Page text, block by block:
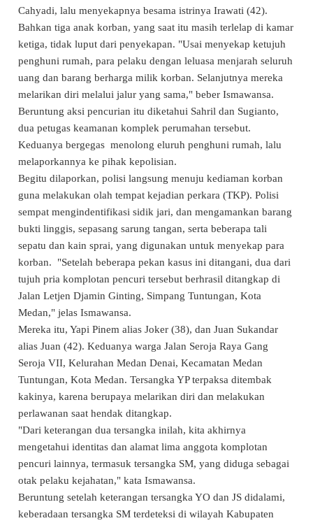
Cahyadi, lalu menyekapnya besama istrinya Irawati (42).
Bahkan tiga anak korban, yang saat itu masih terlelap di kamar
ketiga, tidak luput dari penyekapan. "Usai menyekap ketujuh
penghuni rumah, para pelaku dengan leluasa menjarah seluruh
uang dan barang berharga milik korban. Selanjutnya mereka
melarikan diri melalui jalur yang sama," beber Ismawansa.
Beruntung aksi pencurian itu diketahui Sahril dan Sugianto,
dua petugas keamanan komplek perumahan tersebut.
Keduanya bergegas menolong eluruh penghuni rumah, lalu
melaporkannya ke pihak kepolisian.
Begitu dilaporkan, polisi langsung menuju kediaman korban
guna melakukan olah tempat kejadian perkara (TKP). Polisi
sempat mengindentifikasi sidik jari, dan mengamankan barang
bukti linggis, sepasang sarung tangan, serta beberapa tali
sepatu dan kain sprai, yang digunakan untuk menyekap para
korban. "Setelah beberapa pekan kasus ini ditangani, dua dari
tujuh pria komplotan pencuri tersebut berhrasil ditangkap di
Jalan Letjen Djamin Ginting, Simpang Tuntungan, Kota
Medan," jelas Ismawansa.
Mereka itu, Yapi Pinem alias Joker (38), dan Juan Sukandar
alias Juan (42). Keduanya warga Jalan Seroja Raya Gang
Seroja VII, Kelurahan Medan Denai, Kecamatan Medan
Tuntungan, Kota Medan. Tersangka YP terpaksa ditembak
kakinya, karena berupaya melarikan diri dan melakukan
perlawanan saat hendak ditangkap.
"Dari keterangan dua tersangka inilah, kita akhirnya
mengetahui identitas dan alamat lima anggota komplotan
pencuri lainnya, termasuk tersangka SM, yang diduga sebagai
otak pelaku kejahatan," kata Ismawansa.
Beruntung setelah keterangan tersangka YO dan JS didalami,
keberadaan tersangka SM terdeteksi di wilayah Kabupaten